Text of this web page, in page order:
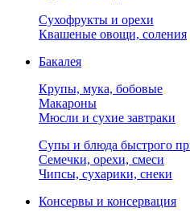
Сухофрукты и орехи
Квашеные овощи, соления
Бакалея
Крупы, мука, бобовые
Макароны
Мюсли и сухие завтраки
Супы и блюда быстрого
Семечки, орехи, смеси
Чипсы, сухарики, снеки
Консервы и консервация